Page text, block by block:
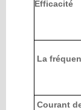
Nous
Efficacité
La
Courant